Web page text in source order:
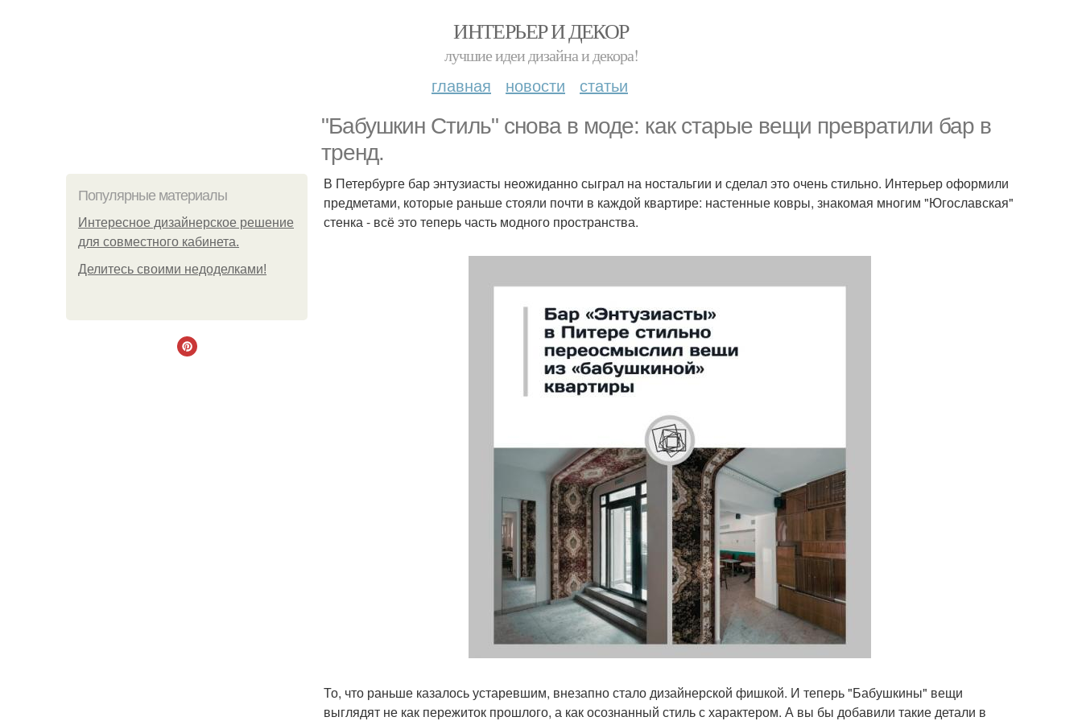
ИНТЕРЬЕР И ДЕКОР
лучшие идеи дизайна и декора!
главная новости статьи
"Бабушкин Стиль" снова в моде: как старые вещи превратили бар в
тренд.
Популярные материалы
Интересное дизайнерское решение
для совместного кабинета.
Делитесь своими недоделками!
В Петербурге бар энтузиасты неожиданно сыграл на ностальгии и сделал это очень стильно. Интерьер оформили
предметами, которые раньше стояли почти в каждой квартире: настенные ковры, знакомая многим "Югославская"
стенка - всё это теперь часть модного пространства.
То, что раньше казалось устаревшим, внезапно стало дизайнерской фишкой. И теперь "Бабушкины" вещи
выглядят не как пережиток прошлого, а как осознанный стиль с характером. А вы бы добавили такие детали в